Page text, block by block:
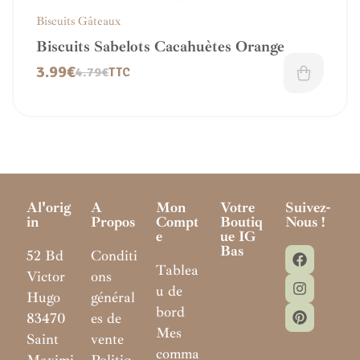
Biscuits Gâteaux
Biscuits Sabelots Cacahuètes Orange
4.79€
3.99€ TTC
Al'orig
In
52 Bd
Victor
Hugo
83470
Saint
A
Propos
Conditi
ons
général
es de
vente
Mon
Compt
E
Tablea
u de
bord
Mes
comma
Votre
Boutiq
Ue IG
Bas
Suivez-
Nous !